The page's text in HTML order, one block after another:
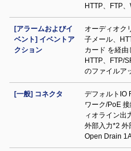
HTTP、FTP
[アラームおよびイ
ベント] イベントア
クション
オーディオク
子メール、
カード を経由
HTTP、FTP/
のファイルア
[一般] コネクタ
デフォルトIO
ワーク/PoE
ィオライン出
外部入力*2 外
Open Drain